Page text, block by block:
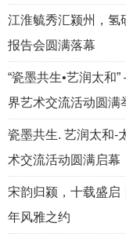
江淮毓秀汇颍州，氢
报告会圆满落幕
“瓷墨共生•艺润太
界艺术交流活动圆满
瓷墨共生. 艺润太和-
术交流活动圆满启幕
宋韵归颍，十载盛启
年风雅之约